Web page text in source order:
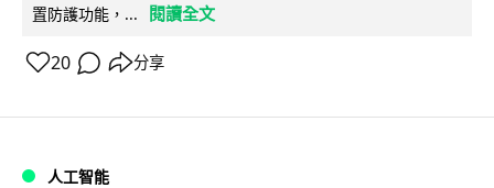
置防護功能，...
閱讀全文
20 分享
人工智能